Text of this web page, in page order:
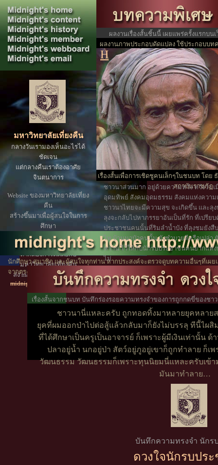
มหาวิทยาลัยเที่ยงคืน
กลางวันเรามองเห็นอะไรได้
ชัดเจน
แต่กลางคืนเราต้องอาศัย
จินตนาการ
Website ของมหาวิทยาลัยเที่ยง
คืน
สร้างขึ้นมาเพื่อผู้สนใจในการ
ศึกษา
โดยไม่จำกัดคุณวุฒิ
หากต้องการติดต่อกับ
มหาวิทยาลัยเที่ยงคืน
ส่ง mail ตามที่อยู่ข้างล่างนี้
midnight2545(at)yahoo.com
ผลงานเรื่องสั้นชิ้นนี้ เผยแพร่ครั้งแรกบ
ป
ผลงานภาพประกอบดัดแปลง ใช้ประกอบบ
เที่ยงคืน
H
เรื่องสั้นเพื่อการเชิดชูคนเล็กๆในชนบท โดย
สถาบันราชภัฏ
นักศึกษา สมาชิก และผู้สนใจทุกท่าน หากประสงค์จะตรวจดูบทความอื่นๆที่เผ
จากตรงนี้
ไปหน้าสารบัญ
บันทึกความทรงจำ นักร
ดวงใจนักรบปร
เรื่องสั้นจากชนบท บันทึกร่องรอยความทรงจำของการถูกกดขี่ของช
ไม่เป็นธรรมในอดีต
ชาวนาส่วนมาก อยู่ด้วยความหวัง หวังว่า
อุดมทิพย์ สังคมอุดมธรรม สังคมแห่งควา
ชาวนาไทยจะมีความสุข จะเกิดขึ้น และลุง
ลุงจะกลับไปหาภรรยาอันเป็นที่รัก ที่เปรียบ
ประชาชนคนนั้นที่ริมลำน้ำบัง ที่ลุงชมยังสื
ไท บ้านนาบัวคนนั้น ยังซำบายดีหรือเปล่า
หวาน ไว้ให้กับนักรบประชาชนคนยากแห่
ไม่
ชาวนานี่แหละครับ ถูกทอดทิ้งมาหลายยุคหลาย
ยุคที่ผมออกป่าไปต่อสู้แล้วกลับมาก็ยังไม่บรรลุ ทีนี้ไผ
ที่ได้ศึกษาเป็นครูเป็นอาจารย์ ก็เพราะผู้มีเงินเท่านั้น ด้
ปลาอยู่น้ำ นกอยู่ป่า สัตว์อยู่ภูอยู่เขาก็ถูกทำลาย ก็เ
วัฒนธรรม วัฒนธรรมก็เพราะทุนนิยมนี่แหละครับเข้า
มันมาทำลาย…